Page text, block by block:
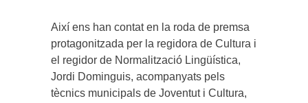
Així ens han contat en la roda de premsa
protagonitzada per la regidora de Cultura i
el regidor de Normalització Lingüística,
Jordi Dominguis, acompanyats pels
tècnics municipals de Joventut i Cultura,